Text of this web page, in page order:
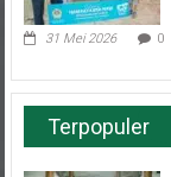
31 Mei 2026 0
Terpopuler